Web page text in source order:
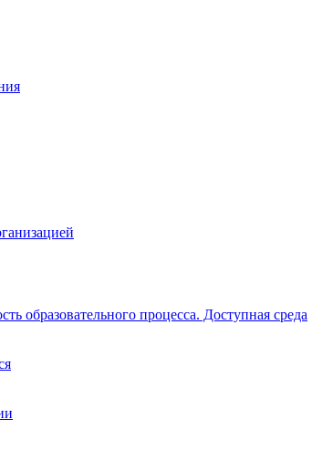
образовательного процесса. Доступная среда